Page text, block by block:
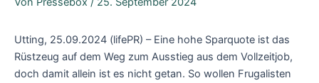
Utting, 25.09.2024 (lifePR) – Eine hohe Sparquote ist das
Rüstzeug auf dem Weg zum Ausstieg aus dem Vollzeitjob,
doch damit allein ist es nicht getan. So wollen Frugalisten